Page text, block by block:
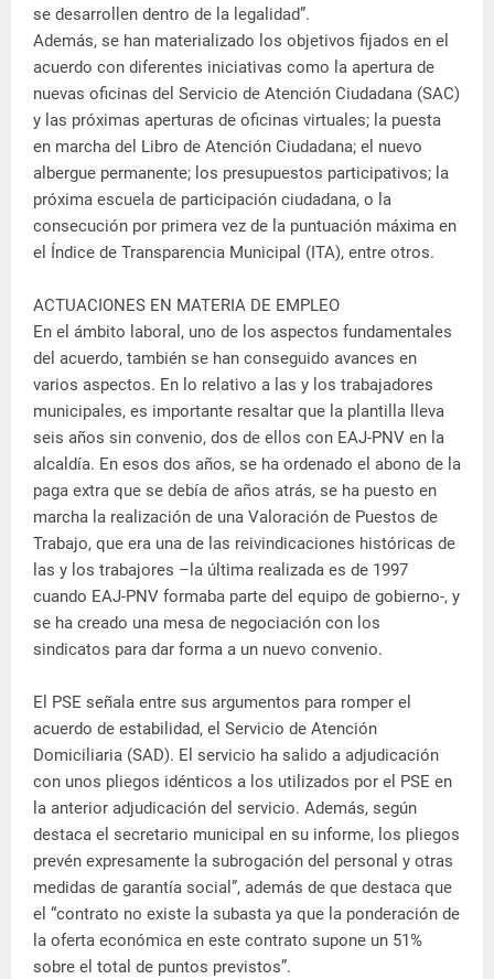
se desarrollen dentro de la legalidad”.
Además, se han materializado los objetivos fijados en el
acuerdo con diferentes iniciativas como la apertura de
nuevas oficinas del Servicio de Atención Ciudadana (SAC)
y las próximas aperturas de oficinas virtuales; la puesta
en marcha del Libro de Atención Ciudadana; el nuevo
albergue permanente; los presupuestos participativos; la
próxima escuela de participación ciudadana, o la
consecución por primera vez de la puntuación máxima en
el Índice de Transparencia Municipal (ITA), entre otros.
ACTUACIONES EN MATERIA DE EMPLEO
En el ámbito laboral, uno de los aspectos fundamentales
del acuerdo, también se han conseguido avances en
varios aspectos. En lo relativo a las y los trabajadores
municipales, es importante resaltar que la plantilla lleva
seis años sin convenio, dos de ellos con EAJ-PNV en la
alcaldía. En esos dos años, se ha ordenado el abono de la
paga extra que se debía de años atrás, se ha puesto en
marcha la realización de una Valoración de Puestos de
Trabajo, que era una de las reivindicaciones históricas de
las y los trabajores –la última realizada es de 1997
cuando EAJ-PNV formaba parte del equipo de gobierno-, y
se ha creado una mesa de negociación con los
sindicatos para dar forma a un nuevo convenio.
El PSE señala entre sus argumentos para romper el
acuerdo de estabilidad, el Servicio de Atención
Domiciliaria (SAD). El servicio ha salido a adjudicación
con unos pliegos idénticos a los utilizados por el PSE en
la anterior adjudicación del servicio. Además, según
destaca el secretario municipal en su informe, los pliegos
prevén expresamente la subrogación del personal y otras
medidas de garantía social”, además de que destaca que
el “contrato no existe la subasta ya que la ponderación de
la oferta económica en este contrato supone un 51%
sobre el total de puntos previstos”.